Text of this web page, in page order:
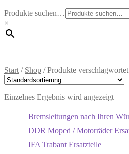
Produkte suchen…
×
Start / Shop /Produkte
Einzelnes Ergebnis wird angezeigt
Bremsleitungen nach Ihren
DDR Moped / Motorräder
IFA Trabant Ersatzteile